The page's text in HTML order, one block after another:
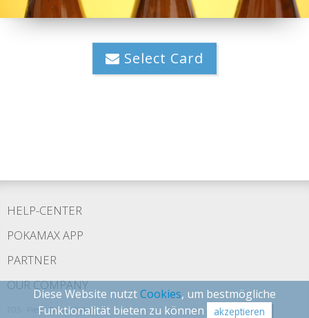
Select Card
HELP-CENTER
POKAMAX APP
PARTNER
OUR COMPANY
Press·Privacy Policy
Diese Website nutztCookies, um bestmögliche
Funktionalität bieten zu können
akzeptieren